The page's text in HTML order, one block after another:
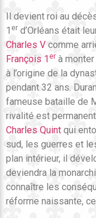
Il devient roi au
1 er d’Orléans était
Charles V comme
François 1 er à
à l’origine de la
pendant 32 ans.
fameuse bataille de
rivalité est
Charles Quint qui
sud, les guerres et
plan intérieur, il
deviendra la
connaître les
réforme naissante,